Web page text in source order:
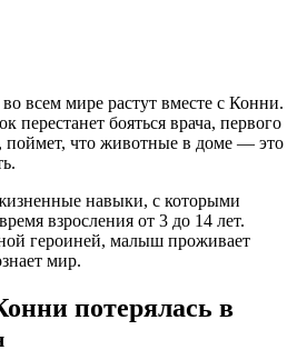
всем мире растут вместе с Конни.
перестанет бояться врача, первого
поймет, что животные в доме — это
навыки, с которыми
взросления от 3 до 14 лет.
героиней, малыш проживает
мир.
потерялась в